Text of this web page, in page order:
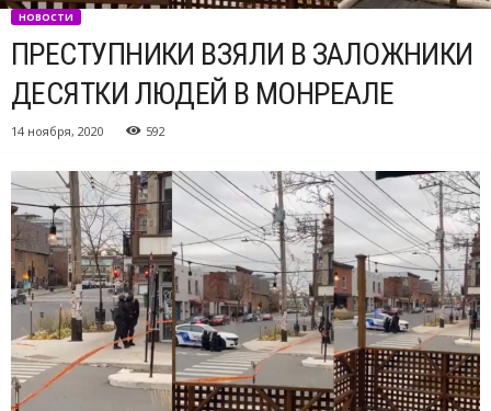
НОВОСТИ
ПРЕСТУПНИКИ ВЗЯЛИ В ЗАЛОЖНИКИ
ДЕСЯТКИ ЛЮДЕЙ В МОНРЕАЛЕ
14 ноября, 2020 592